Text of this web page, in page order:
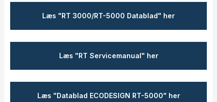
Læs ​"RT 3000/RT-5000 Datablad" her
​Læs "RT Servicemanual" her
​Læs "Datablad ECODESIGN RT-5000" her